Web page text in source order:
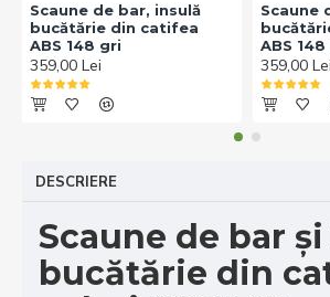
Scaune de bar, insulă
bucătărie din catifea
ABS 148 gri
359,00 Lei
Scaune
ABS
359,00 Lei
DESCRIERE
Scaune de bar
bucătărie din